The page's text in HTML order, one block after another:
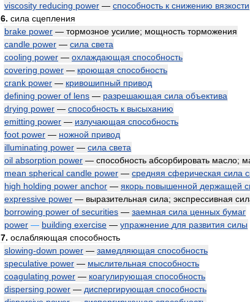
viscosity reducing power — способность к снижению вязкости
6. сила сцепления
brake power — тормозное усилие; мощность торможения
candle power — сила света
cooling power — охлаждающая способность
covering power — кроющая способность
crank power — кривошипный привод
defining power of lens — разрешающая сила объектива
drying power — способность к высыханию
emitting power — излучающая способность
foot power — ножной привод
illuminating power — сила света
oil absorption power — способность абсорбировать масло;
mean spherical candle power — средняя сферическая сила
high holding power anchor — якорь повышенной держащей
expressive power — выразительная сила; экспрессивная
borrowing power of securities — заемная сила ценных бумаг
power — building exercise — упражнение для развития силы
7. ослабляющая способность
slowing-down power — замедляющая способность
speculative power — мыслительная способность
coagulating power — коагулирующая способность
dispersing power — диспергирующая способность